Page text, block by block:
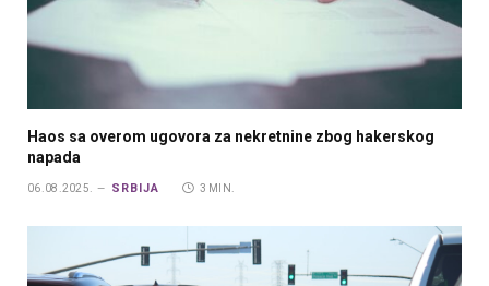
Haos sa overom ugovora za nekretnine zbog hakerskog
napada
06.08.2025. SRBIJA 3 MIN.